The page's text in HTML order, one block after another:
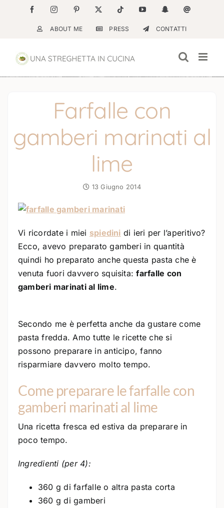
contenuto
FacebookInstagramPinterest Tiktok YouTubeSnapchatEmail
ABOUT ME PRESS CONTATTI
Farfalle con
gamberi marinati al
lime
13 Giugno 2014
Vi ricordate i miei spiedini di ieri per l’aperitivo?
Ecco, avevo preparato gamberi in quantità
quindi ho preparato anche questa pasta che è
venuta fuori davvero squisita:farfalle con
gamberi marinati al lime.
Secondo me è perfetta anche da gustare come
pasta fredda. Amo tutte le ricette che si
possono preparare in anticipo, fanno
risparmiare davvero molto tempo.
Come preparare le farfalle con
gamberi marinati al lime
Una ricetta fresca ed estiva da preparare in
poco tempo.
Ingredienti (per 4):
360 g di farfalle o altra pasta corta
360 g di gamberi